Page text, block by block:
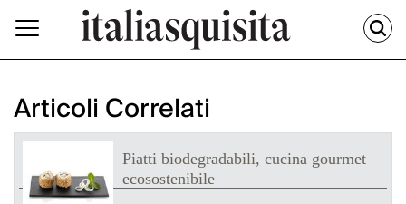
Articoli Correlati
Piatti biodegradabili, cucina gourmet
ecosostenibile